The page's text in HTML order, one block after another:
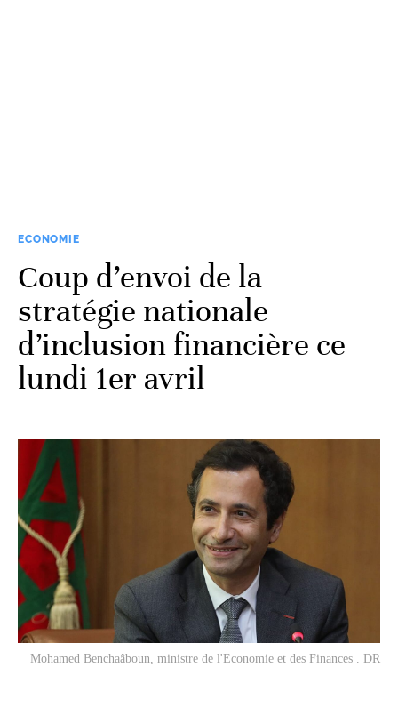
ECONOMIE
Coup d’envoi de la
stratégie nationale
d’inclusion financière ce
lundi 1er avril
Mohamed Benchaâboun, ministre de l'Economie et des Finances . DR